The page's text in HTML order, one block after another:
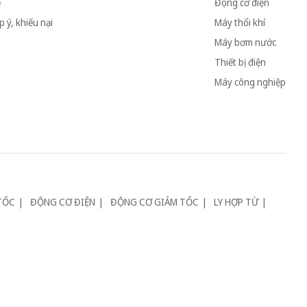
ý, khiếu nại
Máy thổi khí
Máy bơm nước
Thiết bị điện
Máy công nghiệp
ĐỘNG CƠ ĐIỆN ĐỘNG CƠ GIẢM TỐC LY HỢP TỪ